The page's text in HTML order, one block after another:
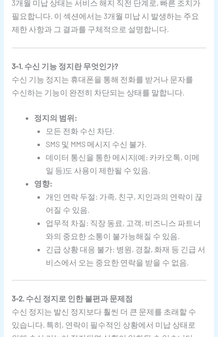
3개월 미납 상태는 서비스 해지 직전 단계로, 빠른 조치가
필요합니다. 이 섹션에서는 3개월 미납 시 발생하는 주요
제한 사항과 그 결과를 구체적으로 설명합니다.
3-1. 수신 기능 정지란 무엇인가?
수신 기능 정지는 휴대폰을 통해 전화를 받거나 문자를
수신하는 기능이 완전히 차단되는 상태를 말합니다.
정지의 범위:
모든 전화 수신 차단.
SMS 및 MMS 메시지 수신 불가.
데이터 통신을 통한 메시지(예: 카카오톡, 이메
일 등)도 사용이 제한될 수 있음.
영향:
개인 연락 두절: 가족, 친구, 지인과의 연락이 끊
어질 수 있음.
업무적 차질: 직장 동료, 고객, 비즈니스 파트너
와의 중요한 소통이 불가능해질 수 있음.
긴급 상황 대응 불가: 병원, 경찰, 화재 등 긴급 서
비스에서 오는 중요한 연락을 받을 수 없음.
3-2. 수신 정지로 인한 불편과 문제점
수신 정지는 발신 정지보다 훨씬 더 큰 문제를 초래할 수
있습니다. 특히, 연락이 필수적인 상황에서 미납 상태로